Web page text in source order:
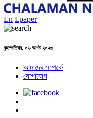
En Epaper
বৃহস্পতিবার, ০৬ আগষ্ট ২০২৬
আমাদের সম্পর্কে
যোগাযোগ